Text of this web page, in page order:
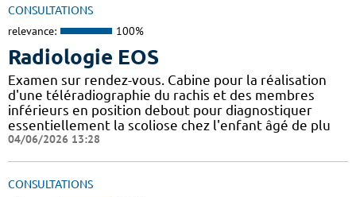
CONSULTATIONS
relevance: 100%
Radiologie EOS
Examen sur rendez-vous. Cabine pour la réalisation
d'une téléradiographie du rachis et des membres
inférieurs en position debout pour diagnostiquer
essentiellement la scoliose chez l'enfant âgé de plu
04/06/2026 13:28
CONSULTATIONS